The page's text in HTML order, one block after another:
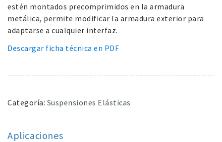
estén montados precomprimidos en la armadura
metálica, permite modificar la armadura exterior para
adaptarse a cualquier interfaz.
Descargar ficha técnica en PDF
Categoría: Suspensiones Elásticas
Aplicaciones